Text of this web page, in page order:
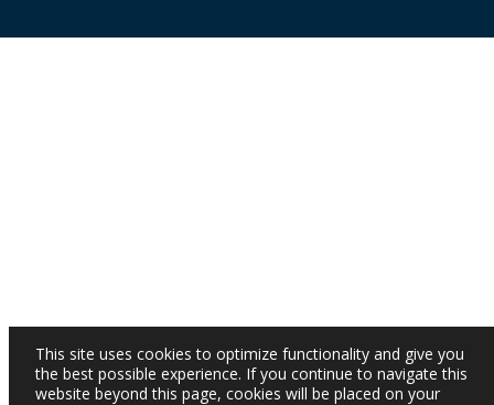
This site uses cookies to optimize functionality and give you
the best possible experience. If you continue to navigate this
website beyond this page, cookies will be placed on your